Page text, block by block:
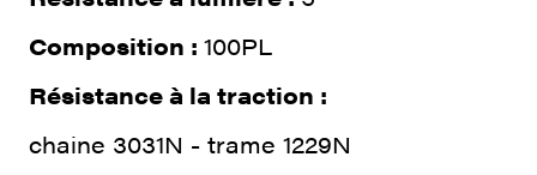
Composition : 100PL
Résistance à la traction :
chaine 3031N - trame 1229N